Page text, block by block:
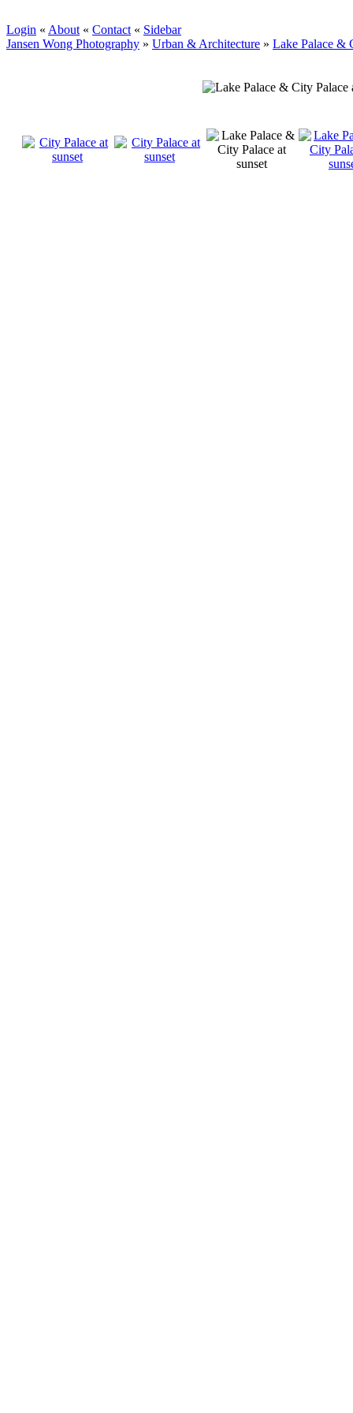
Login « About « Contact « Sidebar
Jansen Wong Photography » Urban & Architecture » Lake Palace &